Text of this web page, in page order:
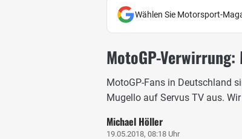
Wählen Sie Motorsport-
MotoGP-
MotoGP-Fans in Deutschland
Mugello auf Servus TV aus.
Michael Höller
19.05.2018, 08:18 Uhr